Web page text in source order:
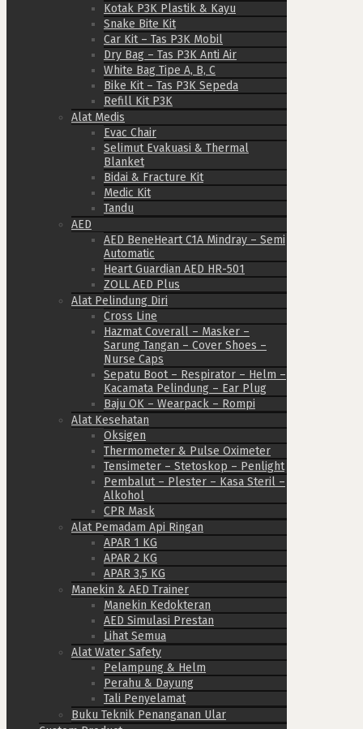
Kotak P3K Plastik & Kayu
Snake Bite Kit
Car Kit – Tas P3K Mobil
Dry Bag – Tas P3K Anti Air
White Bag Tipe A, B, C
Bike Kit – Tas P3K Sepeda
Refill Kit P3K
Alat Medis
Evac Chair
Selimut Evakuasi & Thermal
Blanket
Bidai & Fracture Kit
Medic Kit
Tandu
AED
AED BeneHeart C1A Mindray – Semi
Automatic
Heart Guardian AED HR-501
ZOLL AED Plus
Alat Pelindung Diri
Cross Line
Hazmat Coverall – Masker –
Sarung Tangan – Cover Shoes –
Nurse Caps
Sepatu Boot – Respirator – Helm –
Kacamata Pelindung – Ear Plug
Baju OK – Wearpack – Rompi
Alat Kesehatan
Oksigen
Thermometer & Pulse Oximeter
Tensimeter – Stetoskop – Penlight
Pembalut – Plester – Kasa Steril –
Alkohol
CPR Mask
Alat Pemadam Api Ringan
APAR 1 KG
APAR 2 KG
APAR 3,5 KG
Manekin & AED Trainer
Manekin Kedokteran
AED Simulasi Prestan
Lihat Semua
Alat Water Safety
Pelampung & Helm
Perahu & Dayung
Tali Penyelamat
Buku Teknik Penanganan Ular